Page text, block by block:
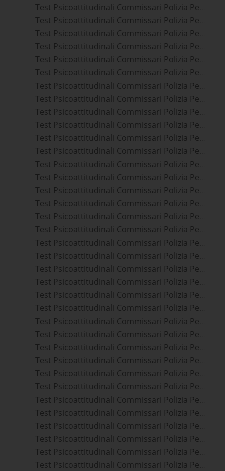
Test Psicoattitudinali Commissari Polizia Penitenziaria Campi Bisenzio
Test Psicoattitudinali Commissari Polizia Penitenziaria Sesto Fiorentino
Test Psicoattitudinali Commissari Polizia Penitenziaria Ferrara
Test Psicoattitudinali Commissari Polizia Penitenziaria Scandicci
Test Psicoattitudinali Commissari Polizia Penitenziaria Firenze
Test Psicoattitudinali Commissari Polizia Penitenziaria Rovigo
Test Psicoattitudinali Commissari Polizia Penitenziaria Bolzano
Test Psicoattitudinali Commissari Polizia Penitenziaria Bassano Del Grappa
Test Psicoattitudinali Commissari Polizia Penitenziaria Piombino
Test Psicoattitudinali Commissari Polizia Penitenziaria Imola
Test Psicoattitudinali Commissari Polizia Penitenziaria Padova
Test Psicoattitudinali Commissari Polizia Penitenziaria Castelfranco Veneto
Test Psicoattitudinali Commissari Polizia Penitenziaria Lugo
Test Psicoattitudinali Commissari Polizia Penitenziaria Faenza
Test Psicoattitudinali Commissari Polizia Penitenziaria Siena
Test Psicoattitudinali Commissari Polizia Penitenziaria Montebelluna
Test Psicoattitudinali Commissari Polizia Penitenziaria Mira
Test Psicoattitudinali Commissari Polizia Penitenziaria Forlì
Test Psicoattitudinali Commissari Polizia Penitenziaria Chioggia
Test Psicoattitudinali Commissari Polizia Penitenziaria Treviso
Test Psicoattitudinali Commissari Polizia Penitenziaria Ravenna
Test Psicoattitudinali Commissari Polizia Penitenziaria Venezia
Test Psicoattitudinali Commissari Polizia Penitenziaria Conegliano
Test Psicoattitudinali Commissari Polizia Penitenziaria Belluno
Test Psicoattitudinali Commissari Polizia Penitenziaria Grosseto
Test Psicoattitudinali Commissari Polizia Penitenziaria Cesena
Test Psicoattitudinali Commissari Polizia Penitenziaria Arezzo
Test Psicoattitudinali Commissari Polizia Penitenziaria San Donà Di Piave
Test Psicoattitudinali Commissari Polizia Penitenziaria Pordenone
Test Psicoattitudinali Commissari Polizia Penitenziaria Rimini
Test Psicoattitudinali Commissari Polizia Penitenziaria Riccione
Test Psicoattitudinali Commissari Polizia Penitenziaria Perugia
Test Psicoattitudinali Commissari Polizia Penitenziaria Udine
Test Psicoattitudinali Commissari Polizia Penitenziaria Viterbo
Test Psicoattitudinali Commissari Polizia Penitenziaria Gorizia
Test Psicoattitudinali Commissari Polizia Penitenziaria Sassari